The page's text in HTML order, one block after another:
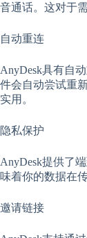
音通话。这对于
自动重连
AnyDesk具有自
件会自动尝试重
实用。
隐私保护
AnyDesk提供了
味着你的数据在
邀请链接